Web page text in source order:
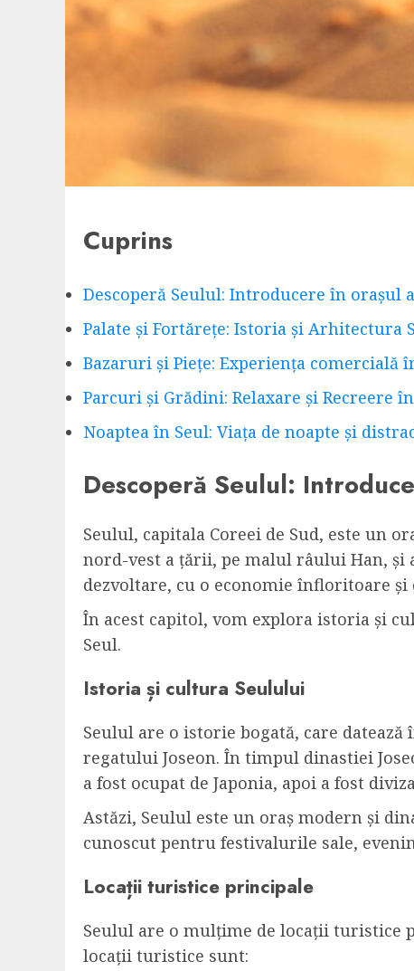
Cuprins
Descoperă Seulul: Introducere în orașul
Palate și Fortărețe: Istoria și Arhitectura
Bazaruri și Piețe: Experiența comercială
Parcuri și Grădini: Relaxare și Recreere
Noaptea în Seul: Viața de noapte și
Descoperă Seulul:
Seulul, capitala Coreei de Sud, este un
nord-vest a țării, pe malul râului Han, și
dezvoltare, cu o economie înfloritoare
În acest capitol, vom explora istoria și
Seul.
Istoria și cultura Seulului
Seulul are o istorie bogată, care
regatului Joseon. În timpul dinastiei
a fost ocupat de Japonia, apoi a fost
Astăzi, Seulul este un oraș modern și
cunoscut pentru festivalurile sale,
Locații turistice principale
Seulul are o mulțime de locații turistice
locații turistice sunt: